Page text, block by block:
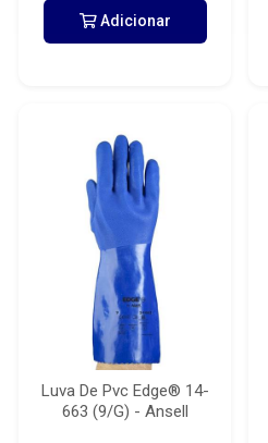
Adicionar
Luva De Pvc Edge® 14-
663 (9/G) - Ansell